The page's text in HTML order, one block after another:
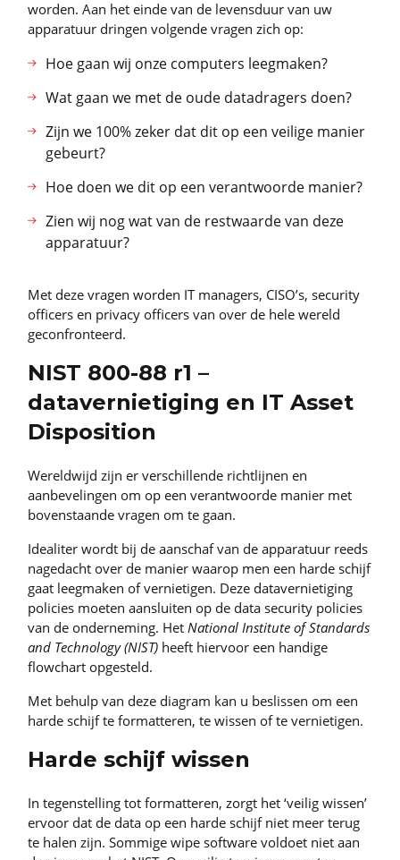
worden. Aan het einde van de levensduur van uw
apparatuur dringen volgende vragen zich op:
Hoe gaan wij onze computers leegmaken?
Wat gaan we met de oude datadragers doen?
Zijn we 100% zeker dat dit op een veilige manier
gebeurt?
Hoe doen we dit op een verantwoorde manier?
Zien wij nog wat van de restwaarde van deze
apparatuur?
Met deze vragen worden IT managers, CISO’s, security
officers en privacy officers van over de hele wereld
geconfronteerd.
NIST 800-88 r1 –
datavernietiging en IT Asset
Disposition
Wereldwijd zijn er verschillende richtlijnen en
aanbevelingen om op een verantwoorde manier met
bovenstaande vragen om te gaan.
Idealiter wordt bij de aanschaf van de apparatuur reeds
nagedacht over de manier waarop men een harde schijf
gaat leegmaken of vernietigen. Deze datavernietiging
policies moeten aansluiten op de data security policies
van de onderneming. Het National Institute of Standards
and Technology (NIST) heeft hiervoor een handige
flowchart opgesteld.
Met behulp van deze diagram kan u beslissen om een
harde schijf te formatteren, te wissen of te vernietigen.
Harde schijf wissen
In tegenstelling tot formatteren, zorgt het ‘veilig wissen’
ervoor dat de data op een harde schijf niet meer terug
te halen zijn. Sommige wipe software voldoet niet aan